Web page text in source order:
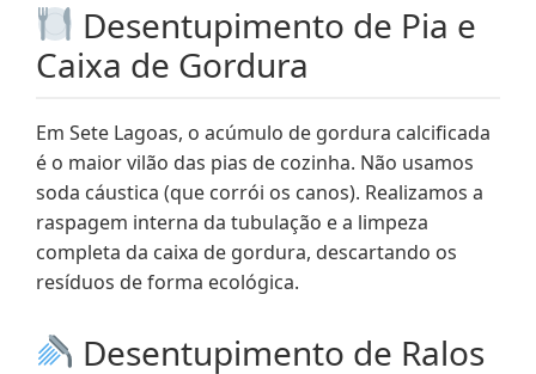
Desentupimento de Pia e
Caixa de Gordura
Em Sete Lagoas, o acúmulo de gordura calcificada
é o maior vilão das pias de cozinha. Não usamos
soda cáustica (que corrói os canos). Realizamos a
raspagem interna da tubulação e a limpeza
completa da caixa de gordura, descartando os
resíduos de forma ecológica.
Desentupimento de Ralos